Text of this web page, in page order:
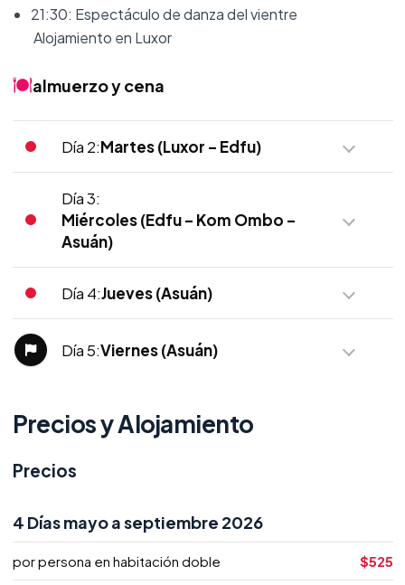
21:30: Espectáculo de danza del vientre
Alojamiento en Luxor
almuerzo y cena
Día 2:Martes (Luxor – Edfu)
Día 3:
Miércoles (Edfu – Kom Ombo –
Asuán)
Día 4:Jueves (Asuán)
Día 5:Viernes (Asuán)
Precios y Alojamiento
Precios
4 Días mayo a septiembre 2026
por persona en habitación doble $525